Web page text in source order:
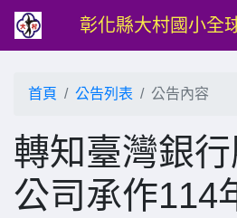
彰化縣大村國小全
首頁 公告列表 公告內容
轉知臺灣銀
公司承作114